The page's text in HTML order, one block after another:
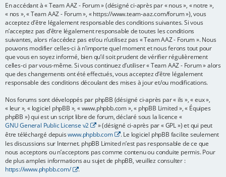
En accédant à « Team AAZ - Forum » (désigné ci-après par « nous », « notre »,
« nos », « Team AAZ - Forum », « https://www.team-aaz.com/forum »), vous
acceptez d’être légalement responsable des conditions suivantes. Si vous
n’acceptez pas d’être légalement responsable de toutes les conditions
suivantes, alors n’accédez pas et/ou n’utilisez pas « Team AAZ - Forum ». Nous
pouvons modifier celles-ci à n’importe quel moment et nous ferons tout pour
que vous en soyez informé, bien qu’il soit prudent de vérifier régulièrement
celles-ci par vous-même. Si vous continuez d’utiliser « Team AAZ - Forum » alors
que des changements ont été effectués, vous acceptez d’être légalement
responsable des conditions découlant des mises à jour et/ou modifications.
Nos forums sont développés par phpBB (désigné ci-après par « ils », « eux »,
« leur », « logiciel phpBB », « www.phpbb.com », « phpBB Limited », « Équipes
phpBB ») qui est un script libre de forum, déclaré sous la licence «
GNU General Public License v2
» (désigné ci-après par « GPL ») et qui peut
être téléchargé depuiswww.phpbb.com
. Le logiciel phpBB facilite seulement
les discussions sur Internet. phpBB Limited n’est pas responsable de ce que
nous acceptons ou n’acceptons pas comme contenu ou conduite permis. Pour
de plus amples informations au sujet de phpBB, veuillez consulter :
https://www.phpbb.com/
.